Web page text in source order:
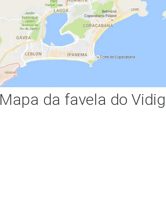
Mapa da favela do